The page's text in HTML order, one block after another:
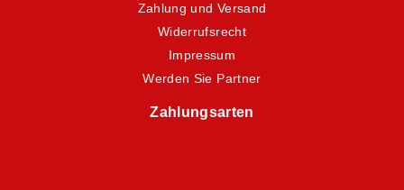
Zahlung und Versand
Widerrufsrecht
Impressum
Werden Sie Partner
Zahlungsarten